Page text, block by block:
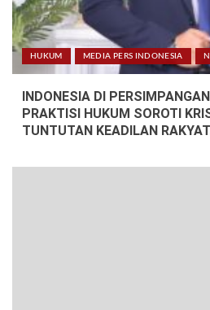
HUKUM MEDIA PERS INDONESIA
INDONESIA DI
PRAKTISI HUKUM SOROTI
TUNTUTAN KEADILAN